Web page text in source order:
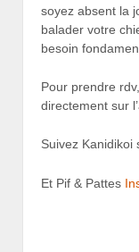
soyez absent la
balader votre
besoin
Pour prendre
directement sur
Suivez Kanidikoi
Et Pif & Pattes